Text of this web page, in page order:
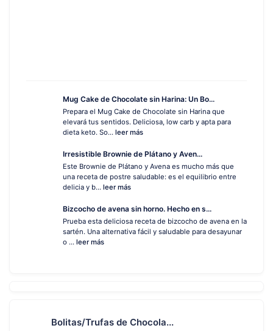
Mug Cake de Chocolate sin Harina: Un Bo...
Prepara el Mug Cake de Chocolate sin Harina que
elevará tus sentidos. Deliciosa, low carb y apta para
dieta keto. So... leer más
Irresistible Brownie de Plátano y Aven...
Este Brownie de Plátano y Avena es mucho más que
una receta de postre saludable: es el equilibrio entre
delicia y b... leer más
Bizcocho de avena sin horno. Hecho en s...
Prueba esta deliciosa receta de bizcocho de avena en la
sartén. Una alternativa fácil y saludable para desayunar
o ... leer más
Bolitas/Trufas de Chocola...